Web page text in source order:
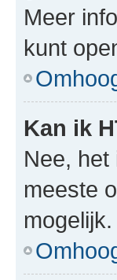
Meer
kunt
Kan ik
Nee, het
meeste
mogelijk.